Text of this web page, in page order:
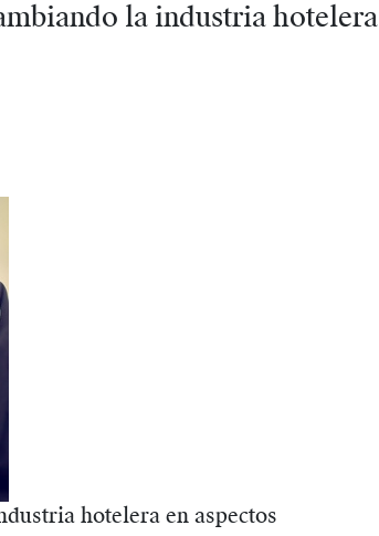
la industria hotelera
hotelera en aspectos